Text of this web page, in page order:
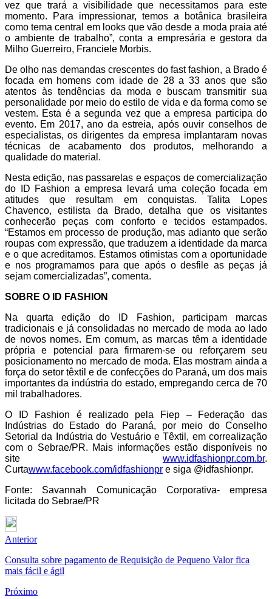
vez que trará a visibilidade que necessitamos para este
momento. Para impressionar, temos a botânica brasileira
como tema central em looks que vão desde a moda praia até
o ambiente de trabalho”, conta a empresária e gestora da
Milho Guerreiro, Franciele Morbis.
De olho nas demandas crescentes do fast fashion, a Brado é
focada em homens com idade de 28 a 33 anos que são
atentos às tendências da moda e buscam transmitir sua
personalidade por meio do estilo de vida e da forma como se
vestem. Esta é a segunda vez que a empresa participa do
evento. Em 2017, ano da estreia, após ouvir conselhos de
especialistas, os dirigentes da empresa implantaram novas
técnicas de acabamento dos produtos, melhorando a
qualidade do material.
Nesta edição, nas passarelas e espaços de comercialização
do ID Fashion a empresa levará uma coleção focada em
atitudes que resultam em conquistas. Talita Lopes
Chavenco, estilista da Brado, detalha que os visitantes
conhecerão peças com conforto e tecidos estampados.
“Estamos em processo de produção, mas adianto que serão
roupas com expressão, que traduzem a identidade da marca
e o que acreditamos. Estamos otimistas com a oportunidade
e nos programamos para que após o desfile as peças já
sejam comercializadas”, comenta.
SOBRE O ID FASHION
Na quarta edição do ID Fashion, participam marcas
tradicionais e já consolidadas no mercado de moda ao lado
de novos nomes. Em comum, as marcas têm a identidade
própria e potencial para firmarem-se ou reforçarem seu
posicionamento no mercado de moda. Elas mostram ainda a
força do setor têxtil e de confecções do Paraná, um dos mais
importantes da indústria do estado, empregando cerca de 70
mil trabalhadores.
O ID Fashion é realizado pela Fiep – Federação das
Indústrias do Estado do Paraná, por meio do Conselho
Setorial da Indústria do Vestuário e Têxtil, em correalização
com o Sebrae/PR. Mais informações estão disponíveis no
site www.idfashionpr.com.br.
Curtawww.facebook.com/idfashionpr e siga @idfashionpr.
Fonte: Savannah Comunicação Corporativa- empresa
licitada do Sebrae/PR
Anterior
Consulta sobre pagamento de Requisição de Pequeno Valor fica
mais fácil e ágil
Próximo